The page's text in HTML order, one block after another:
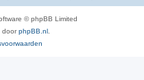
© phpBB Limited
doorphpBB.nl